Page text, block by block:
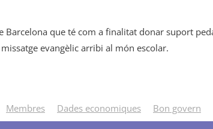
Barcelona que té com a finalitat donar suport
evangèlic arribi al món escolar.
Membres Dades economiques Bon govern